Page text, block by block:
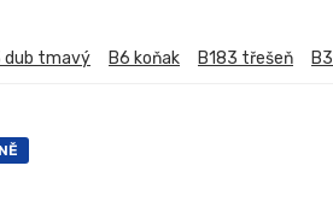
dub tmavý B6 koňak B183 třešeň